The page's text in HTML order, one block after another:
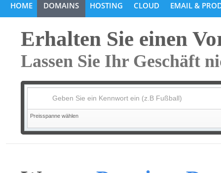
HOME DOMAINS HOSTING CLOUD EMAIL &
Erhalten Sie einen
Lassen Sie Ihr Geschäft
Geben Sie ein Kennwort ein (z.B Fußball)
Preisspanne wählen